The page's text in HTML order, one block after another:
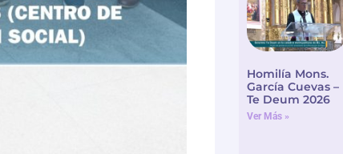
Homilía Mons.
García Cuevas –
Te Deum 2026
Ver Más »